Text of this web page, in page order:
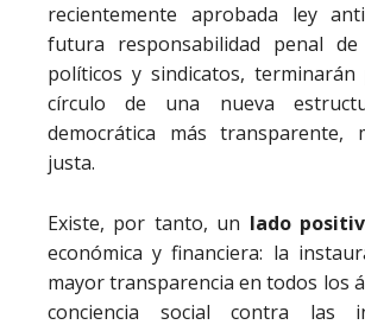
recientemente aprobada ley
futura responsabilidad penal
políticos y sindicatos,
círculo de una nueva
democrática más transparente,
justa.
Existe, por tanto, un lado
económica y financiera: la
mayor transparencia en todos los
conciencia social contra las